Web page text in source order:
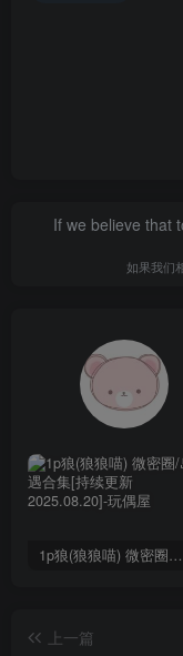
If we believe that
如果我们
1p狼(狼狼喵) 微密圈/岛遇合集[持续更新2025.08.20]
上一篇